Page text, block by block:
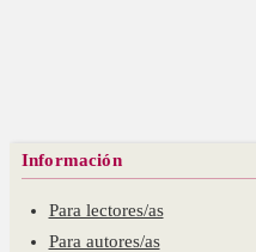
Información
Para lectores/as
Para autores/as